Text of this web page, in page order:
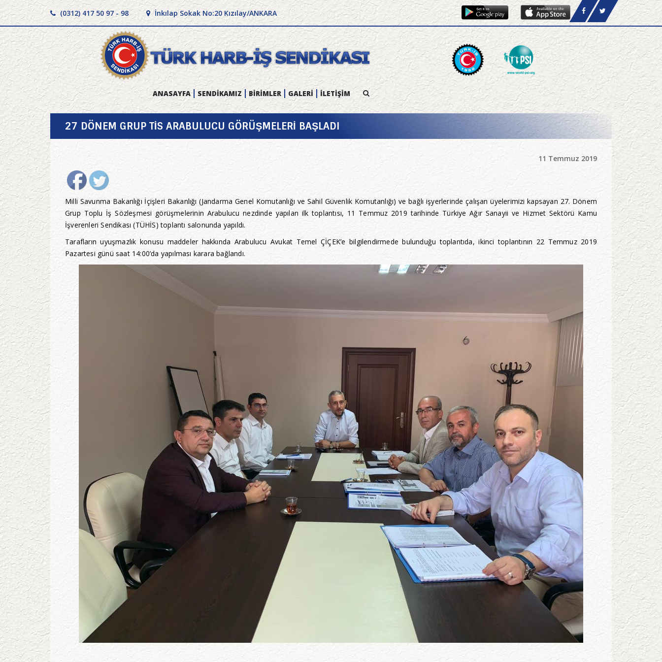
(0312) 417 50 97 - 98 İnkılap Sokak No:20 Kızılay/ANKARA
ANASAYFA SENDİKAMIZ BİRİMLER GALERİ İLETİŞİM
27 DÖNEM GRUP TİS ARABULUCU GÖRÜŞMELERİ BAŞLADI
11 Temmuz 2019
Milli Savunma Bakanlığı İçişleri Bakanlığı (Jandarma Genel Komutanlığı ve Sahil Güvenlik Komutanlığı) ve bağlı işyerlerinde çalışan üyelerimizi kapsayan 27. Dönem
Grup Toplu İş Sözleşmesi görüşmelerinin Arabulucu nezdinde yapılan ilk toplantısı, 11 Temmuz 2019 tarihinde Türkiye Ağır Sanayii ve Hizmet Sektörü Kamu
İşverenleri Sendikası (TÜHİS) toplantı salonunda yapıldı.
Tarafların uyuşmazlık konusu maddeler hakkında Arabulucu Avukat Temel ÇİÇEK’e bilgilendirmede bulunduğu toplantıda, ikinci toplantının 22 Temmuz 2019
Pazartesi günü saat 14:00’da yapılması karara bağlandı.